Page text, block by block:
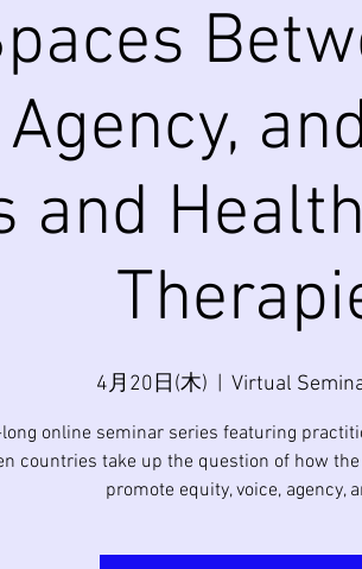
and
4月20日(木) Virtual
online seminar series featuring
countries take up the question of how
promote equity, voice, agency,